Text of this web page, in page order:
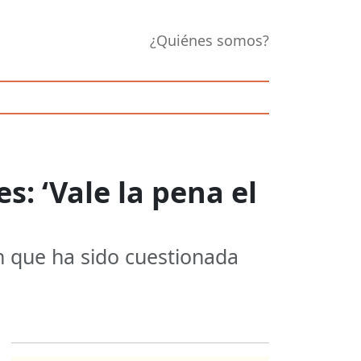
¿Quiénes somos?
‘Vale la pena el
que ha sido cuestionada